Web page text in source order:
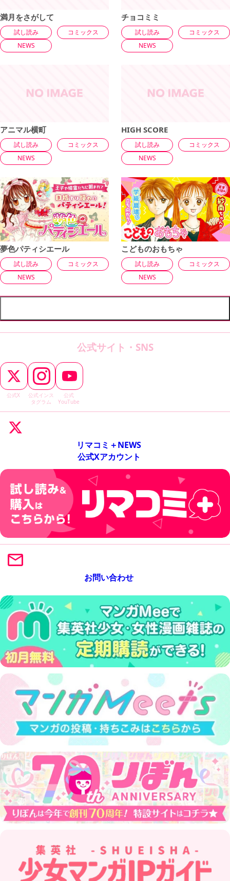
満月をさがして
試し読み
コミックス
NEWS
チョコミミ
試し読み
コミックス
NEWS
アニマル横町
試し読み
コミックス
NEWS
HIGH SCORE
試し読み
コミックス
NEWS
夢色パティシエール
試し読み
コミックス
NEWS
こどものおもちゃ
試し読み
コミックス
NEWS
公式サイト・SNS
公式X
公式インス
タグラム
公式
YouTube
リマコミ＋NEWS
公式Xアカウント
お問い合わせ